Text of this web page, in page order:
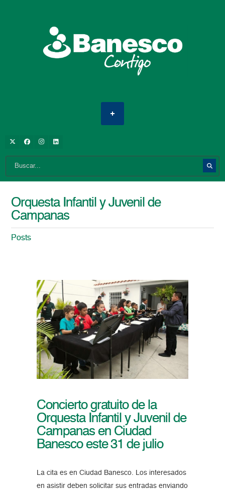
Orquesta Infantil y Juvenil de
Campanas
Posts
Concierto gratuito de la
Orquesta Infantil y Juvenil de
Campanas en Ciudad
Banesco este 31 de julio
La cita es en Ciudad Banesco. Los interesados
en asistir deben solicitar sus entradas enviando